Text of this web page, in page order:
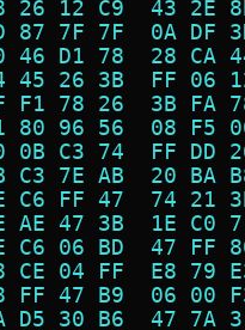
26 12 C9  43
87 7F 7F  0A
46 D1 78  28
45 26 3B  FF
F1 78 26  3B
80 96 56  08
0B C3 74  FF
C3 7E AB  20
C6 FF 47  74
AE 47 3B  1E
C6 06 BD  47
CE 04 FF  E8
FF 47 B9  06
D5 30 B6  47